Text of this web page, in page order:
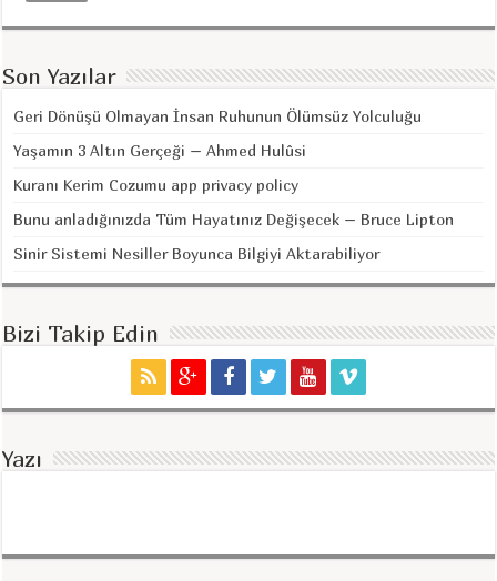
Son Yazılar
Geri Dönüşü Olmayan İnsan Ruhunun Ölümsüz Yolculuğu
Yaşamın 3 Altın Gerçeği – Ahmed Hulûsi
Kuranı Kerim Cozumu app privacy policy
Bunu anladığınızda Tüm Hayatınız Değişecek – Bruce Lipton
Sinir Sistemi Nesiller Boyunca Bilgiyi Aktarabiliyor
Bizi Takip Edin
Yazı